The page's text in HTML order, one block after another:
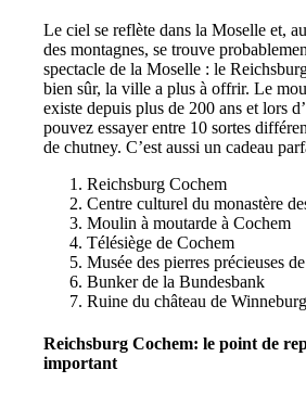
Le ciel se reflète dans la Moselle et,
des montagnes, se trouve
spectacle de la Moselle : le
bien sûr, la ville a plus à offrir. Le
existe depuis plus de 200 ans et lors
pouvez essayer entre 10 sortes
de chutney. C’est aussi un cadeau
Reichsburg Cochem
Centre culturel du monastère
Moulin à moutarde à Cochem
Télésiège de Cochem
Musée des pierres précieuses
Bunker de la Bundesbank
Ruine du château de Winneburg
Reichsburg Cochem: le point de
important